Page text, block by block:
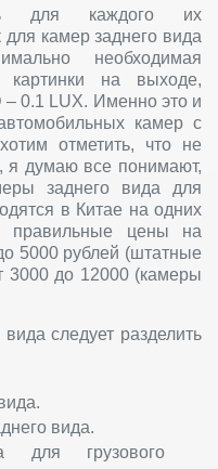
для каждого их
камер заднего вида
необходимая
картинки на выходе,
– 0.1 LUX. Именно это и
камер с
отметить, что не
я думаю все понимают,
заднего вида для
в Китае на одних
цены на
5000 рублей (штатные
3000 до 12000 (камеры
следует разделить
вида.
для грузового